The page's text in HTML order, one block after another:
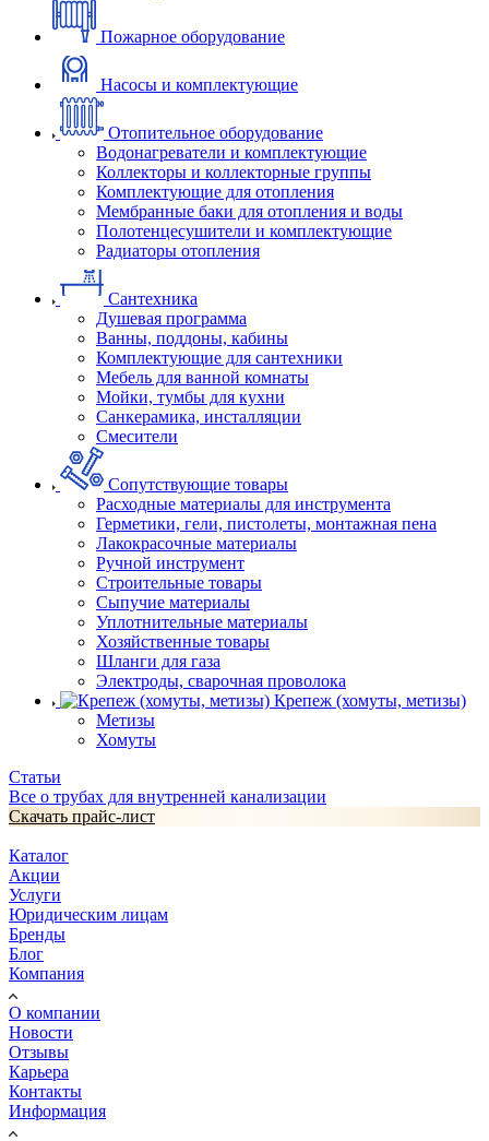
Пожарное оборудование
Насосы и комплектующие
Отопительное оборудование
Водонагреватели и комплектующие
Коллекторы и коллекторные группы
Комплектующие для отопления
Мембранные баки для отопления и воды
Полотенцесушители и комплектующие
Радиаторы отопления
Сантехника
Душевая программа
Ванны, поддоны, кабины
Комплектующие для сантехники
Мебель для ванной комнаты
Мойки, тумбы для кухни
Санкерамика, инсталляции
Смесители
Сопутствующие товары
Расходные материалы для инструмента
Герметики, гели, пистолеты, монтажная пена
Лакокрасочные материалы
Ручной инструмент
Строительные товары
Сыпучие материалы
Уплотнительные материалы
Хозяйственные товары
Шланги для газа
Электроды, сварочная проволока
Крепеж (хомуты, метизы)
Метизы
Хомуты
Статьи
Все о трубах для внутренней канализации
Скачать прайс-лист
Каталог
Акции
Услуги
Юридическим лицам
Бренды
Блог
Компания
О компании
Новости
Отзывы
Карьера
Контакты
Информация